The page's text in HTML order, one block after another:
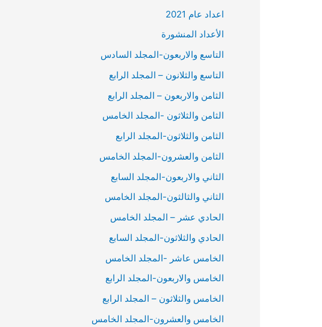
اعداد عام 2021
الأعداد المنشورة
التاسع والاربعون-المجلد السادس
التاسع والثلانون – المجلد الرابع
الثامن والاربعون – المجلد الرابع
الثامن والثلاثون -المجلد الخامس
الثامن والثلاثون-المجلد الرابع
الثامن والعشرون-المجلد الخامس
الثاني والاربعون-المجلد السابع
الثاني والثالثون-المجلد الخامس
الحادي عشر – المجلد الخامس
الحادي والثلاثون-المجلد السابع
الخامس عاشر -المجلد الخامس
الخامس والاربعون-المجلد الرابع
الخامس والثلاثون – المجلد الرابع
الخامس والعشرون-المجلد الخامس